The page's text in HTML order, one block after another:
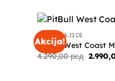
Akcija!
FIGHT MAJICE
PitBull West Coast
4.290,00рсд
cena